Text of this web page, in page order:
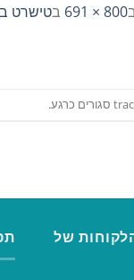
800 × 691 בטישרט
של